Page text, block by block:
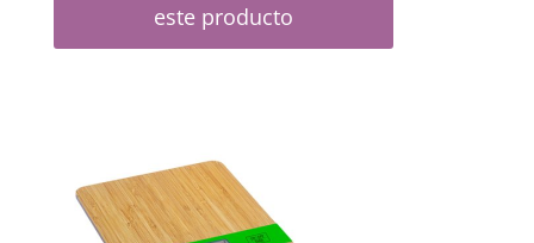
este producto